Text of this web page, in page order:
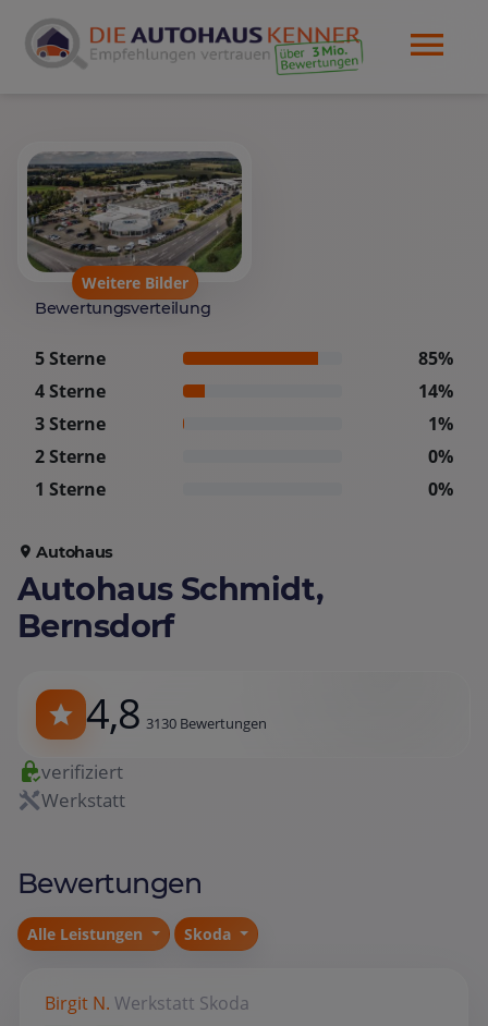
Weitere Bilder
Bewertungsverteilung
5 Sterne
85%
4 Sterne
14%
3 Sterne
1%
2 Sterne
0%
1 Sterne
0%
Autohaus
Autohaus Schmidt,
Bernsdorf
4,8 3130 Bewertungen
verifiziert
Werkstatt
Bewertungen
Alle Leistungen Skoda
Birgit N. Werkstatt Skoda